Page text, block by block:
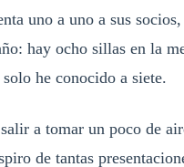
uno a uno a sus
hay ocho sillas en la
he conocido a siete.
a tomar un poco de
de tantas